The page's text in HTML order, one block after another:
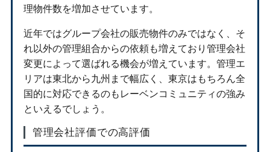
理物件数を増加させています。
近年ではグループ会社の販売物件のみではなく、そ
れ以外の管理組合からの依頼も増えており管理会社
変更によって選ばれる機会が増えています。管理エ
リアは東北から九州まで幅広く、東京はもちろん全
国的に対応できるのもレーベンコミュニティの強み
といえるでしょう。
管理会社評価での高評価